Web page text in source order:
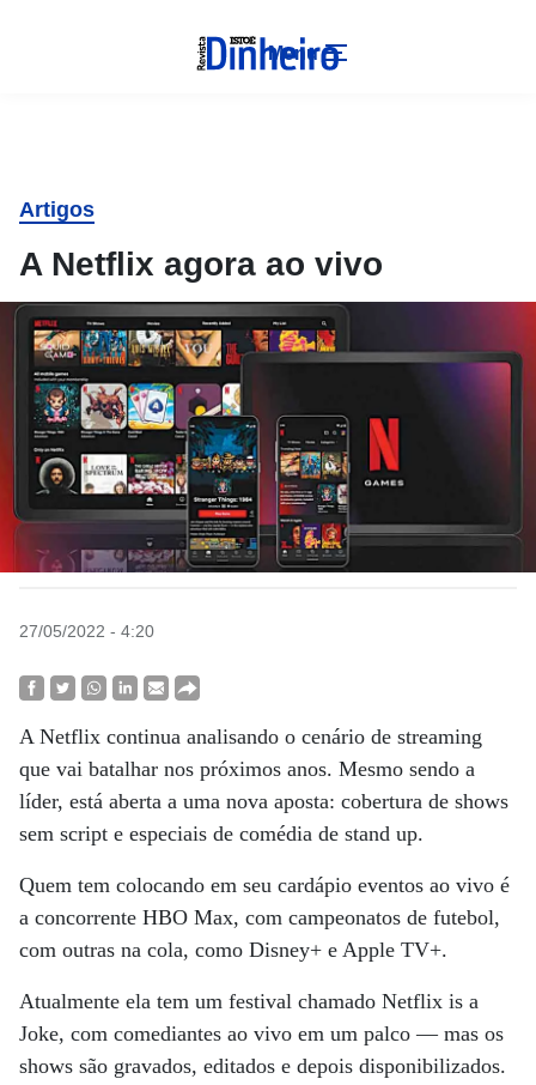
Menu
Artigos
A Netflix agora ao vivo
27/05/2022 - 4:20
A Netflix continua analisando o cenário de streaming
que vai batalhar nos próximos anos. Mesmo sendo a
líder, está aberta a uma nova aposta: cobertura de shows
sem script e especiais de comédia de stand up.
Quem tem colocando em seu cardápio eventos ao vivo é
a concorrente HBO Max, com campeonatos de futebol,
com outras na cola, como Disney+ e Apple TV+.
Atualmente ela tem um festival chamado Netflix is a
Joke, com comediantes ao vivo em um palco — mas os
shows são gravados, editados e depois disponibilizados.